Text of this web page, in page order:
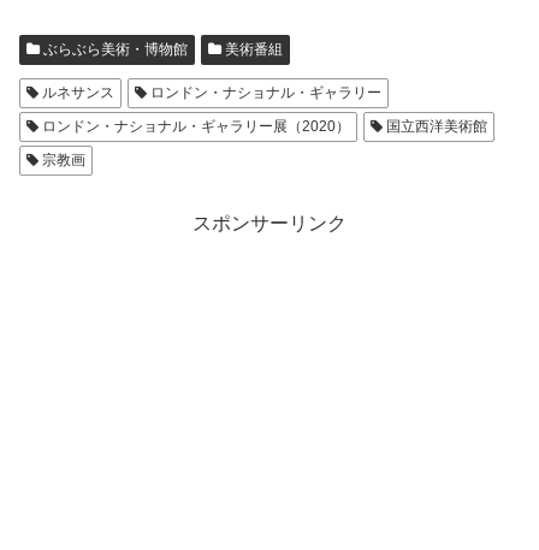
ぶらぶら美術・博物館 美術番組
ルネサンス
ロンドン・ナショナル・ギャラリー
ロンドン・ナショナル・ギャラリー展（2020）
国立西洋美術館
宗教画
スポンサーリンク